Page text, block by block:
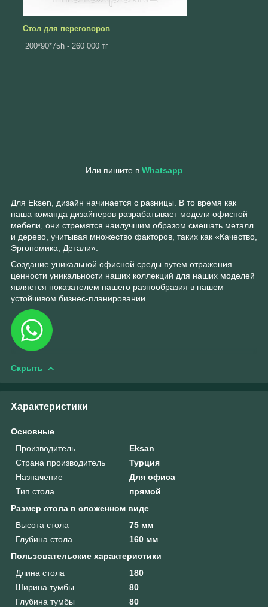
Стол для переговоров
200*90*75h - 260 000 тг
Или пишите в Whatsapp
Для Eksen, дизайн начинается с разницы. В то время как
наша команда дизайнеров разрабатывает модели офисной
мебели, они стремятся наилучшим образом смешать металл
и дерево, учитывая множество факторов, таких как «Качество,
Эргономика, Детали».
Создание уникальной офисной среды путем отражения
ценности уникальности наших коллекций для наших моделей
является показателем нашего разнообразия в нашем
устойчивом бизнес-планировании.
Скрыть
Характеристики
Основные
Производитель
Eksan
Страна производитель
Турция
Назначение
Для офиса
Тип стола
прямой
Размер стола в сложенном виде
Высота стола
75 мм
Глубина стола
160 мм
Пользовательские характеристики
Длина стола
180
Ширина тумбы
80
Глубина тумбы
80